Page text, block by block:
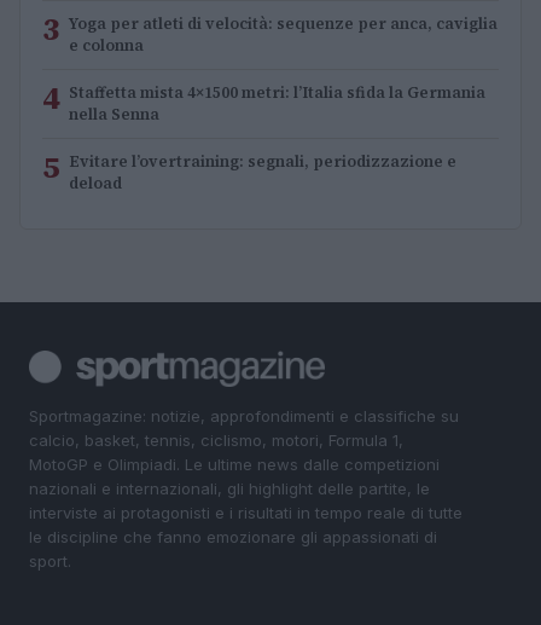
3 Yoga per atleti di velocità: sequenze per anca, caviglia
e colonna
4 Staffetta mista 4×1500 metri: l’Italia sfida la Germania
nella Senna
5 Evitare l’overtraining: segnali, periodizzazione e
deload
Sportmagazine: notizie, approfondimenti e classifiche su
calcio, basket, tennis, ciclismo, motori, Formula 1,
MotoGP e Olimpiadi. Le ultime news dalle competizioni
nazionali e internazionali, gli highlight delle partite, le
interviste ai protagonisti e i risultati in tempo reale di tutte
le discipline che fanno emozionare gli appassionati di
sport.